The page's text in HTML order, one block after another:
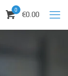
0 €0.00